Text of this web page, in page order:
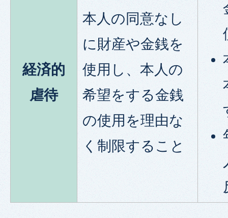
経済的
虐待
本人の同意なし
に財産や金銭を
使用し、本人の
希望をする金銭
の使用を理由な
く制限すること